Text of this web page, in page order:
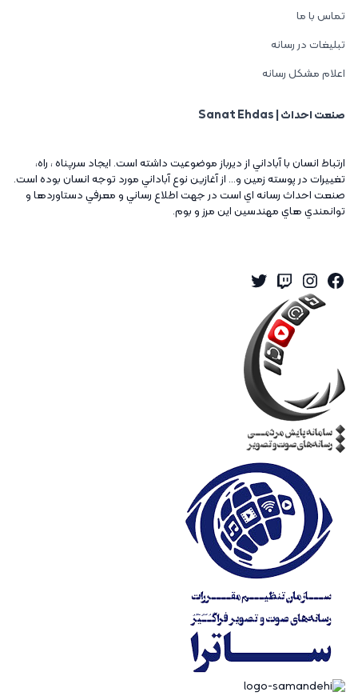
تماس با ما
تبلیغات در رسانه
اعلام مشکل رسانه
صنعت احداث | Sanat Ehdas
ارتباط انسان با آباداني از ديرباز موضوعيت داشته است. ايجاد سرپناه ، راه،
تغييرات در پوسته زمين و... از آغازين نوع آباداني مورد توجه انسان بوده است.
صنعت احداث رسانه اي است در جهت اطلاع رساني و معرفي دستاوردها و
توانمندي هاي مهندسين اين مرز و بوم.
Facebook
Instagram
Twitch
Twitter